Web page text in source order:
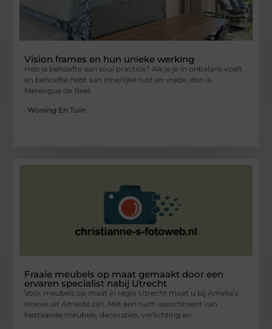
Vision frames en hun unieke werking
Heb je behoefte aan soul practice? Als je je in onbalans voelt
en behoefte hebt aan innerlijke rust en vrede, dan is
Merengue de Beet
Woning En Tuin
Fraaie meubels op maat gemaakt door een
ervaren specialist nabij Utrecht
Voor meubels op maat in regio Utrecht moet u bij Amelia’s
Hoeve uit Ameide zijn. Met een ruim assortiment van
bestaande meubels, decoraties, verlichting en